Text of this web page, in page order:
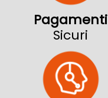
Pagamenti
Sicuri